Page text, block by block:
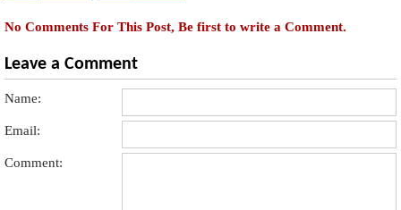
No Comments For This Post, Be first to write a Comment.
Leave a Comment
Name:
Email:
Comment: